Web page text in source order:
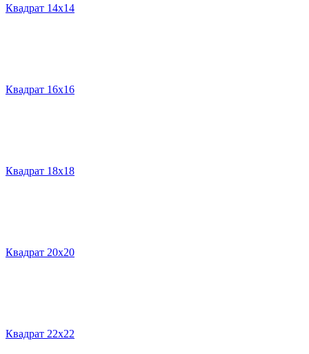
Квадрат 14х14
Квадрат 16х16
Квадрат 18х18
Квадрат 20х20
Квадрат 22х22